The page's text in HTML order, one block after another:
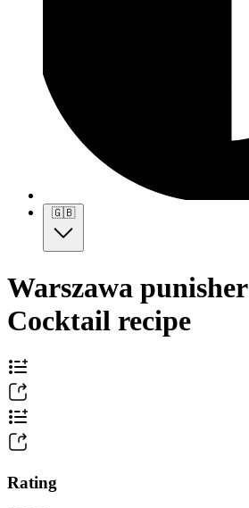
🇬🇧
Warszawa punisher
Cocktail recipe
Rating